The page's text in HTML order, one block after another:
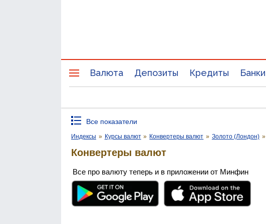
Валюта Депозиты Кредиты Банки
Все показатели
Индексы » Курсы валют » Конвертеры валют » Золото (Лондон) »
Конвертеры валют
Все про валюту теперь и в приложении от Минфин